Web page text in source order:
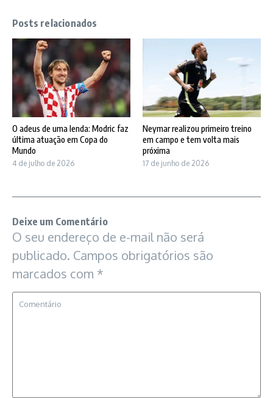
Posts relacionados
O adeus de uma lenda: Modric faz
última atuação em Copa do
Mundo
4 de julho de 2026
Neymar realizou primeiro treino
em campo e tem volta mais
próxima
17 de junho de 2026
Deixe um Comentário
O seu endereço de e-mail não será
publicado. Campos obrigatórios são
marcados com *